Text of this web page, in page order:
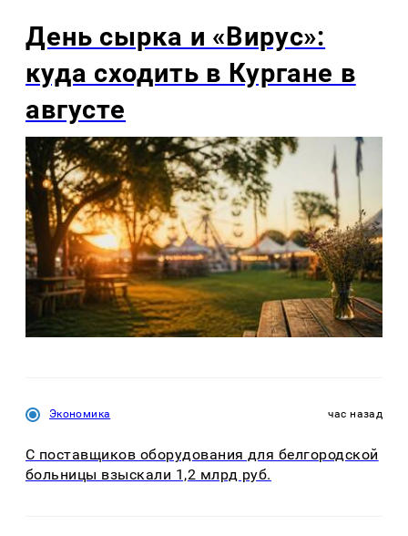
День сырка и «Вирус»:
куда сходить в Кургане в
августе
Экономика час назад
С поставщиков оборудования для белгородской
больницы взыскали 1,2 млрд руб.